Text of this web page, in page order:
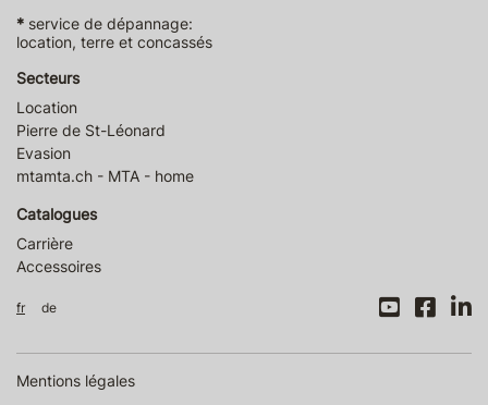
* service de dépannage:
location, terre et concassés
Secteurs
Location
Pierre de St-Léonard
Evasion
mtamta.ch - MTA - home
Catalogues
Carrière
Accessoires
fr de
Mentions légales